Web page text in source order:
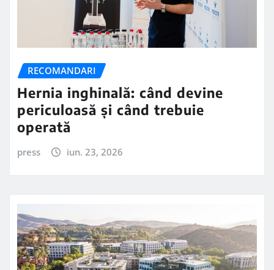
RECOMANDARI
Hernia inghinală: când devine
periculoasă și când trebuie
operată
press iun. 23, 2026